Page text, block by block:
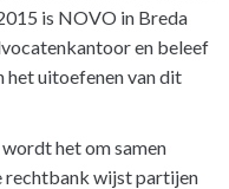
is NOVO in Breda
en beleef
het uitoefenen van dit
het om samen
rechtbank wijst partijen